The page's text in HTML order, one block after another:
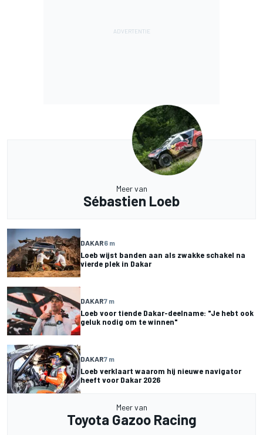
Meer van
Sébastien Loeb
DAKAR6 m
Loeb wijst banden aan als zwakke schakel na
vierde plek in Dakar
DAKAR7 m
Loeb voor tiende Dakar-deelname: "Je hebt ook
geluk nodig om te winnen"
DAKAR7 m
Loeb verklaart waarom hij nieuwe navigator
heeft voor Dakar 2026
Meer van
Toyota Gazoo Racing